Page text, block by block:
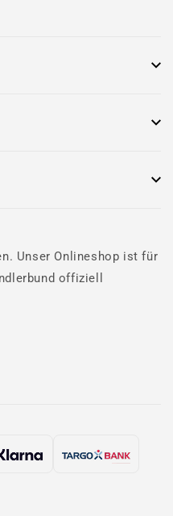
Unser Onlineshop ist für
offiziell